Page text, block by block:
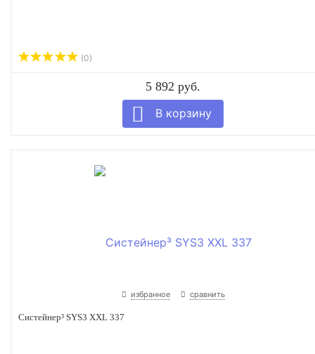
(0)
5 892 руб.
избранное сравнить
Систейнер³ SYS3 XXL 337